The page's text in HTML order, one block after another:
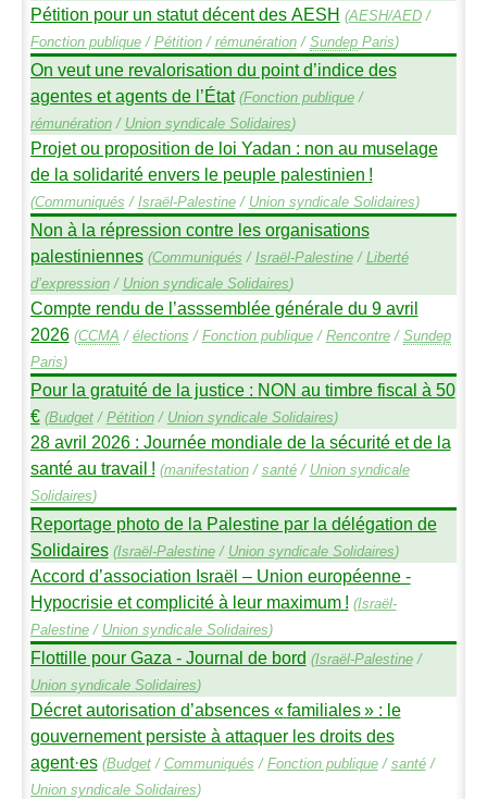
Pétition pour un statut décent des AESH (AESH/AED/
Fonction publique/ Pétition/ rémunération/ SundepParis)
On veut une revalorisation du point d’indice des
agentes et agents de l’État (Fonction publique/
rémunération/ Union syndicale Solidaires)
Projet ou proposition de loi Yadan : non au muselage
de la solidarité envers le peuple palestinien !
(Communiqués / Israël-Palestine/ Union syndicale Solidaires)
Non à la répression contre les organisations
palestiniennes (Communiqués / Israël-Palestine/ Liberté
d’expression/ Union syndicale Solidaires)
Compte rendu de l’asssemblée générale du 9 avril
2026 (CCMA / élections / Fonction publique/ Rencontre/ Sundep
Paris)
Pour la gratuité de la justice : NON au timbre fiscal à 50
€ (Budget/ Pétition/ Union syndicale Solidaires)
28 avril 2026 : Journée mondiale de la sécurité et de la
santé au travail ! (manifestation/ santé/ Union syndicale
Solidaires)
Reportage photo de la Palestine par la délégation de
Solidaires (Israël-Palestine/ Union syndicale Solidaires)
Accord d’association Israël – Union européenne -
Hypocrisie et complicité à leur maximum ! (Israël-
Palestine/ Union syndicale Solidaires)
Flottille pour Gaza - Journal de bord (Israël-Palestine/
Union syndicale Solidaires)
Décret autorisation d’absences «familiales» : le
gouvernement persiste à attaquer les droits des
agent·es (Budget/ Communiqués / Fonction publique/ santé/
Union syndicale Solidaires)